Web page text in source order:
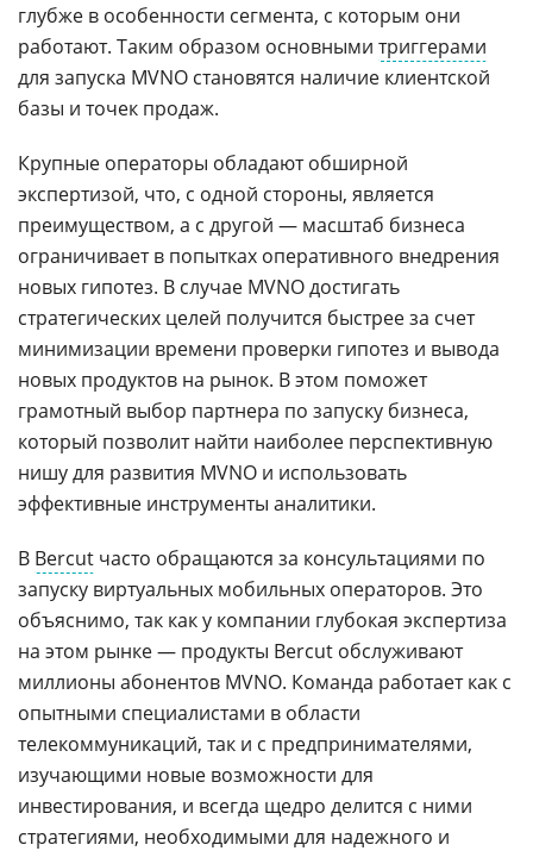
глубже в особенности сегмента, с которым они
работают. Таким образом основными триггерами
для запуска MVNO становятся наличие клиентской
базы и точек продаж.
Крупные операторы обладают обширной
экспертизой, что, с одной стороны, является
преимуществом, а с другой — масштаб бизнеса
ограничивает в попытках оперативного внедрения
новых гипотез. В случае MVNO достигать
стратегических целей получится быстрее за счет
минимизации времени проверки гипотез и вывода
новых продуктов на рынок. В этом поможет
грамотный выбор партнера по запуску бизнеса,
который позволит найти наиболее перспективную
нишу для развития MVNO и использовать
эффективные инструменты аналитики.
В Bercut часто обращаются за консультациями по
запуску виртуальных мобильных операторов. Это
объяснимо, так как у компании глубокая экспертиза
на этом рынке — продукты Bercut обслуживают
миллионы абонентов MVNO. Команда работает как с
опытными специалистами в области
телекоммуникаций, так и с предпринимателями,
изучающими новые возможности для
инвестирования, и всегда щедро делится с ними
стратегиями, необходимыми для надежного и